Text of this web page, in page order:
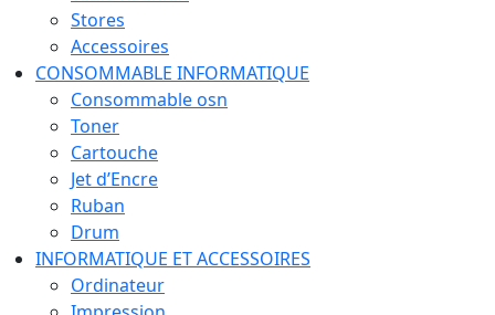
Stores
Accessoires
CONSOMMABLE INFORMATIQUE
Consommable osn
Toner
Cartouche
Jet d’Encre
Ruban
Drum
INFORMATIQUE ET ACCESSOIRES
Ordinateur